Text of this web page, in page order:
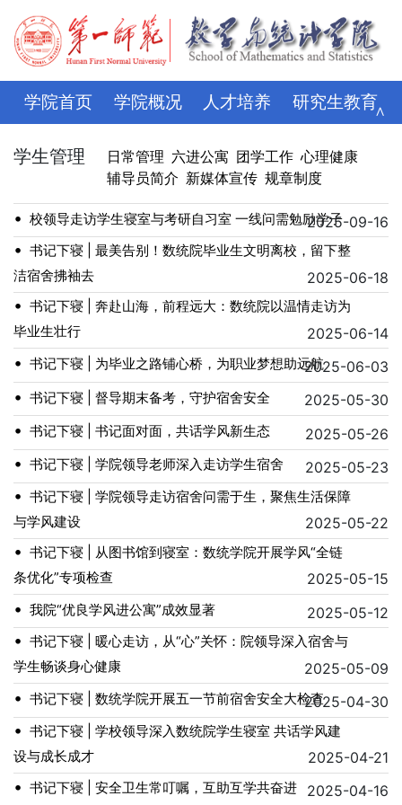
学院首页 学院概况 人才培养 研究生教育
学科科研 师资队伍 招生就业 党建思政
评建专栏 资料下载 学校主页
∧
学生管理 日常管理 六进公寓 团学工作 心理健康
辅导员简介 新媒体宣传 规章制度
• 校领导走访学生寝室与考研自习室 一线问需勉励学子2025-09-16
• 书记下寝 | 最美告别！数统院毕业生文明离校，留下整
洁宿舍拂袖去
2025-06-18
• 书记下寝 | 奔赴山海，前程远大：数统院以温情走访为
毕业生壮行
2025-06-14
• 书记下寝 | 为毕业之路铺心桥，为职业梦想助远航2025-06-03
• 书记下寝 | 督导期末备考，守护宿舍安全 2025-05-30
• 书记下寝 | 书记面对面，共话学风新生态 2025-05-26
• 书记下寝 | 学院领导老师深入走访学生宿舍 2025-05-23
• 书记下寝 | 学院领导走访宿舍问需于生，聚焦生活保障
与学风建设
2025-05-22
• 书记下寝 | 从图书馆到寝室：数统学院开展学风“全链
条优化”专项检查
2025-05-15
• 我院“优良学风进公寓”成效显著 2025-05-12
• 书记下寝 | 暖心走访，从“心”关怀：院领导深入宿舍与
学生畅谈身心健康
2025-05-09
• 书记下寝 | 数统学院开展五一节前宿舍安全大检查2025-04-30
• 书记下寝 | 学校领导深入数统院学生寝室 共话学风建
设与成长成才
2025-04-21
• 书记下寝 | 安全卫生常叮嘱，互助互学共奋进 2025-04-16